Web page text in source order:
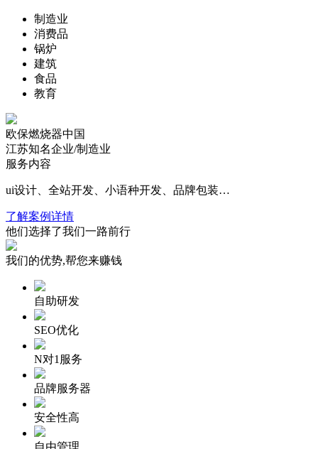
制造业
消费品
锅炉
建筑
食品
教育
欧保燃烧器中国
江苏知名企业/制造业
服务内容
ui设计、全站开发、小语种开发、品牌包装…
了解案例详情
他们选择了我们一路前行
我们的优势,帮您来赚钱
自助研发
SEO优化
N对1服务
品牌服务器
安全性高